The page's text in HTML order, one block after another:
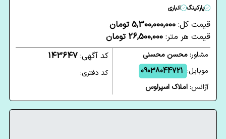
پارکینگ انباری
قیمت کل: 5,300,000,000 تومان
قیمت هر متر: 26,500,000 تومان
مشاور:محسن محسنی
موبایل: 09038044721
آژانس:املاک اسپرلوس
کد آگهی: 143647
کد دفتری: